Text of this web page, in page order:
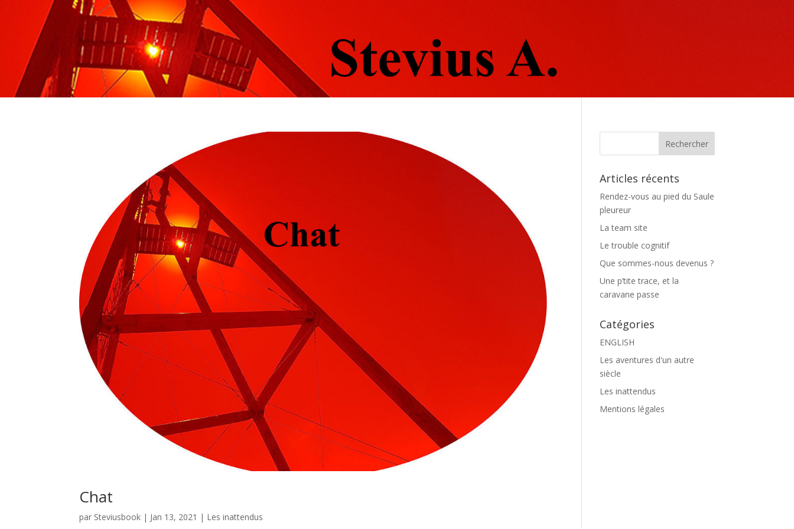
Chat
par Steviusbook | Jan 13, 2021 | Les inattendus
Articles récents
Rendez-vous au pied du Saule
pleureur
La team site
Le trouble cognitif
Que sommes-nous devenus ?
Une p’tite trace, et la
caravane passe
Catégories
ENGLISH
Les aventures d'un autre
siècle
Les inattendus
Mentions légales